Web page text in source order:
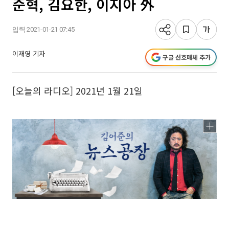
준혁, 김요한, 이지아 外
입력 2021-01-21 07:45
이재영 기자 구글 선호매체 추가
[오늘의 라디오] 2021년 1월 21일